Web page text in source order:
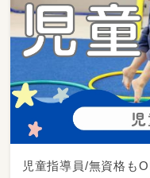
児童指導員/無資格も